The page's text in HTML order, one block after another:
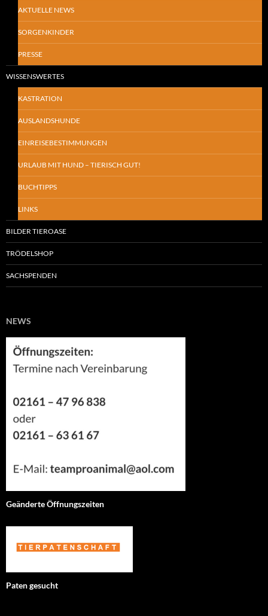
AKTUELLE NEWS
SORGENKINDER
PRESSE
WISSENSWERTES
KASTRATION
AUSLANDSHUNDE
EINREISEBESTIMMUNGEN
URLAUB MIT HUND – TIERISCH GUT!
BUCHTIPPS
LINKS
BILDER TIEROASE
TRÖDELSHOP
SACHSPENDEN
NEWS
Geänderte Öffnungszeiten
Paten gesucht